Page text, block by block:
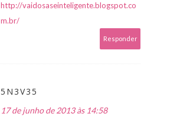
http://vaidosaseinteligente.blogspot.co
m.br/
Responder
5N3V35
17 de junho de 2013 às 14:58